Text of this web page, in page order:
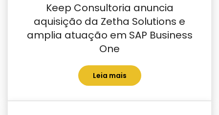
Keep Consultoria anuncia
aquisição da Zetha Solutions e
amplia atuação em SAP Business
One
Leia mais